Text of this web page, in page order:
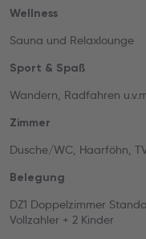
Wellness
Sauna und Relaxlounge
Sport & Spaß
Wandern, Radfahren
Zimmer
Dusche/WC, Haarföhn,
Belegung
DZ1 Doppelzimmer
Vollzahler + 2 Kinder